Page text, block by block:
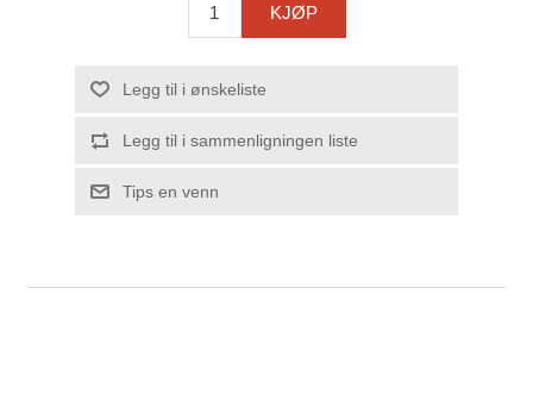
KJØP
Legg til i ønskeliste
Legg til i sammenligningen liste
Tips en venn